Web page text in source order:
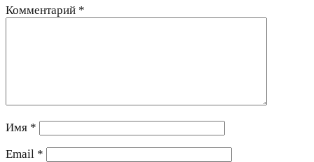
Комментарий *
Имя *
Email *